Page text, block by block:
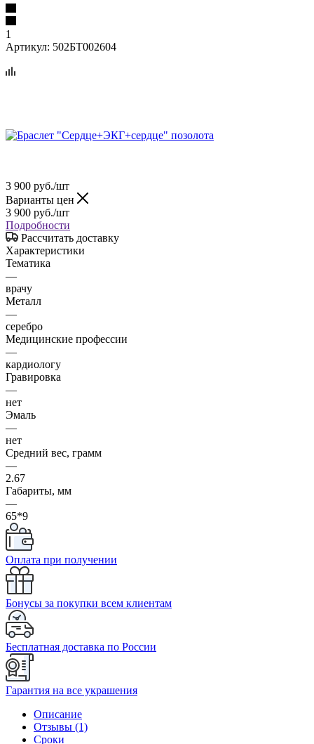
1
Артикул: 502БТ002604
3 900 руб./шт
Варианты цен
3 900 руб./шт
Подробности
Рассчитать доставку
Характеристики
Тематика
—
врачу
Металл
—
серебро
Медицинские профессии
—
кардиологу
Гравировка
—
нет
Эмаль
—
нет
Средний вес, грамм
—
2.67
Габариты, мм
—
65*9
Оплата при получении
Бонусы за покупки всем клиентам
Бесплатная доставка по России
Гарантия на все украшения
Описание
Отзывы (1)
Сроки